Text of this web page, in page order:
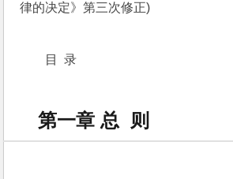
律的决定》第三次修正)
目  录
第一章 总 则